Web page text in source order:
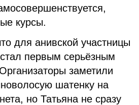
курсы.
для анивской участницы
первым серьёзным
заметили
шатенку на
но Татьяна не сразу